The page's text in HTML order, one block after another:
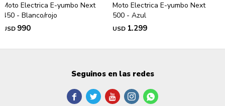
Moto Electrica E-yumbo Next
450 - Blanco/rojo
USD 990
Moto Electrica E-yumbo Next
500 - Azul
USD 1.299
Seguinos en las redes
    